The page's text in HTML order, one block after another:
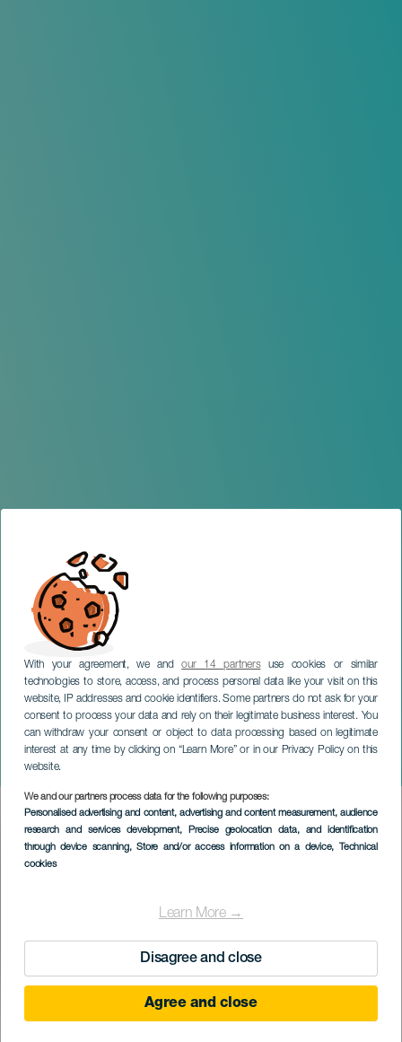
With your agreement, we andour 14 partnersuse cookies or similar
technologies to store, access, and process personal data like your visit on this
website, IP addresses and cookie identifiers. Some partners do not ask for your
consent to process your data and rely on their legitimate business interest. You
can withdraw your consent or object to data processing based on legitimate
interest at any time by clicking on “Learn More” or in our Privacy Policy on this
website.
We and our partners process data for the following purposes:
Personalised advertising and content, advertising and content measurement, audience
research and services development, Precise geolocation data, and identification
through device scanning, Store and/or access information on a device, Technical
cookies
Learn More →
Disagree and close
Agree and close
Andy és Lucas koncerten
GRAN CANARIA
Imagen
Listado